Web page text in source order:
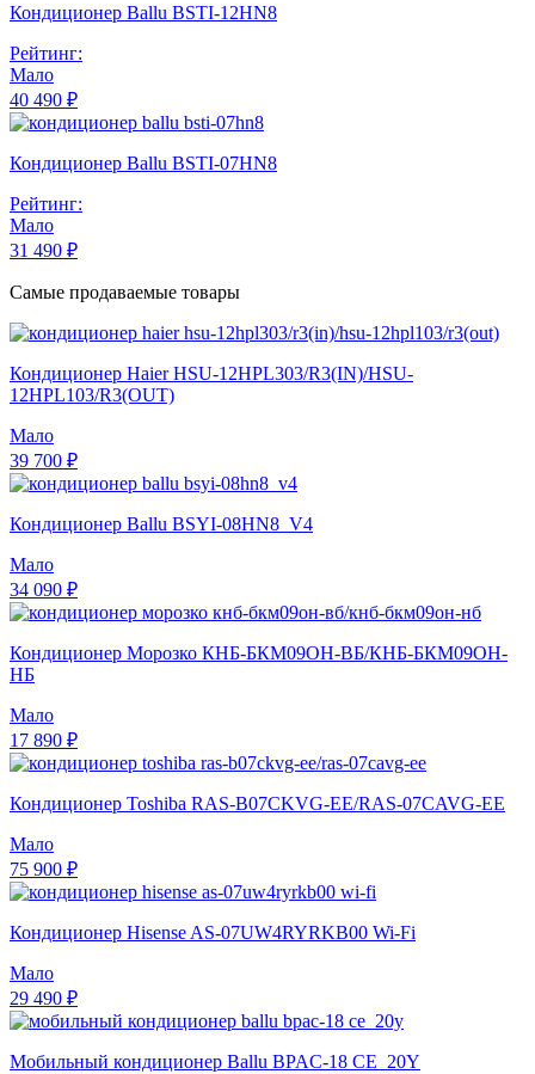
Кондиционер Ballu BSTI-12HN8
Рейтинг:
Мало
40 490 ₽
Кондиционер Ballu BSTI-07HN8
Рейтинг:
Мало
31 490 ₽
Самые продаваемые товары
Кондиционер Haier HSU-12HPL303/R3(IN)/HSU-
12HPL103/R3(OUT)
Мало
39 700 ₽
Кондиционер Ballu BSYI-08HN8_V4
Мало
34 090 ₽
Кондиционер Морозко КНБ-БКМ09ОН-ВБ/КНБ-БКМ09ОН-
НБ
Мало
17 890 ₽
Кондиционер Toshiba RAS-B07CKVG-EE/RAS-07CAVG-EE
Мало
75 900 ₽
Кондиционер Hisense AS-07UW4RYRKB00 Wi-Fi
Мало
29 490 ₽
Мобильный кондиционер Ballu BPAC-18 CE_20Y